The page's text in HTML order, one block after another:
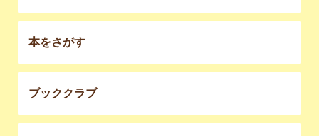
本をさがす
ブッククラブ